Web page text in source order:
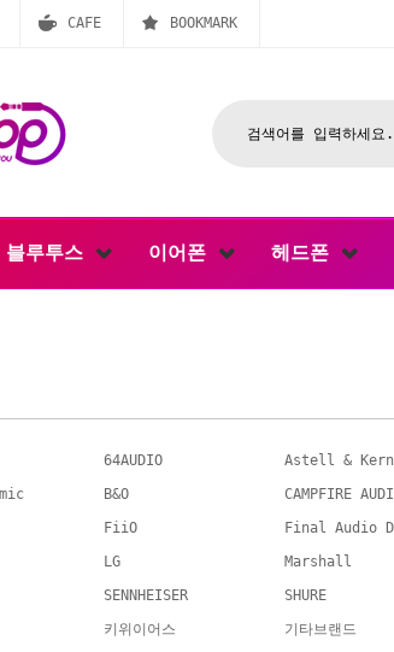
CAFE BOOKMARK
블루투스 이어폰 헤드폰
64AUDIO Astell & Kern
B&O CAMPFIRE
FiiO Final Audio
LG Marshall
SENNHEISER SHURE
키위이어스 기타브랜드